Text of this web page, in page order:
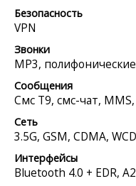
Безопасность
VPN
Звонки
MP3,
Сообщения
Смс Т9, смс-чат, MMS,
Сеть
3.5G, GSM, CDMA,
Интерфейсы
Bluetooth 4.0 + EDR,